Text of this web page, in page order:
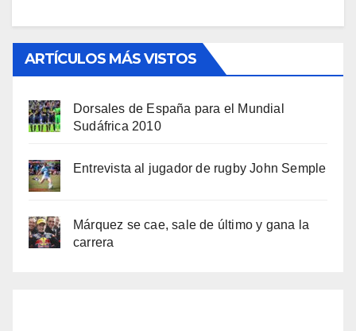
ARTÍCULOS MÁS VISTOS
Dorsales de España para el Mundial
Sudáfrica 2010
Entrevista al jugador de rugby John Semple
Márquez se cae, sale de último y gana la
carrera